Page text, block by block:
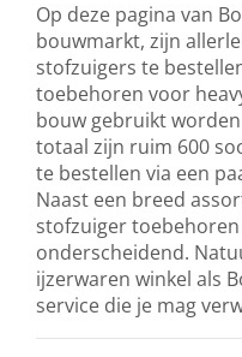
Op deze pagina van
bouwmarkt, zijn
stofzuigers te
toebehoren voor
bouw gebruikt
totaal zijn ruim 600
te bestellen via een
Naast een breed
stofzuiger
onderscheidend.
ijzerwaren winkel als
service die je mag